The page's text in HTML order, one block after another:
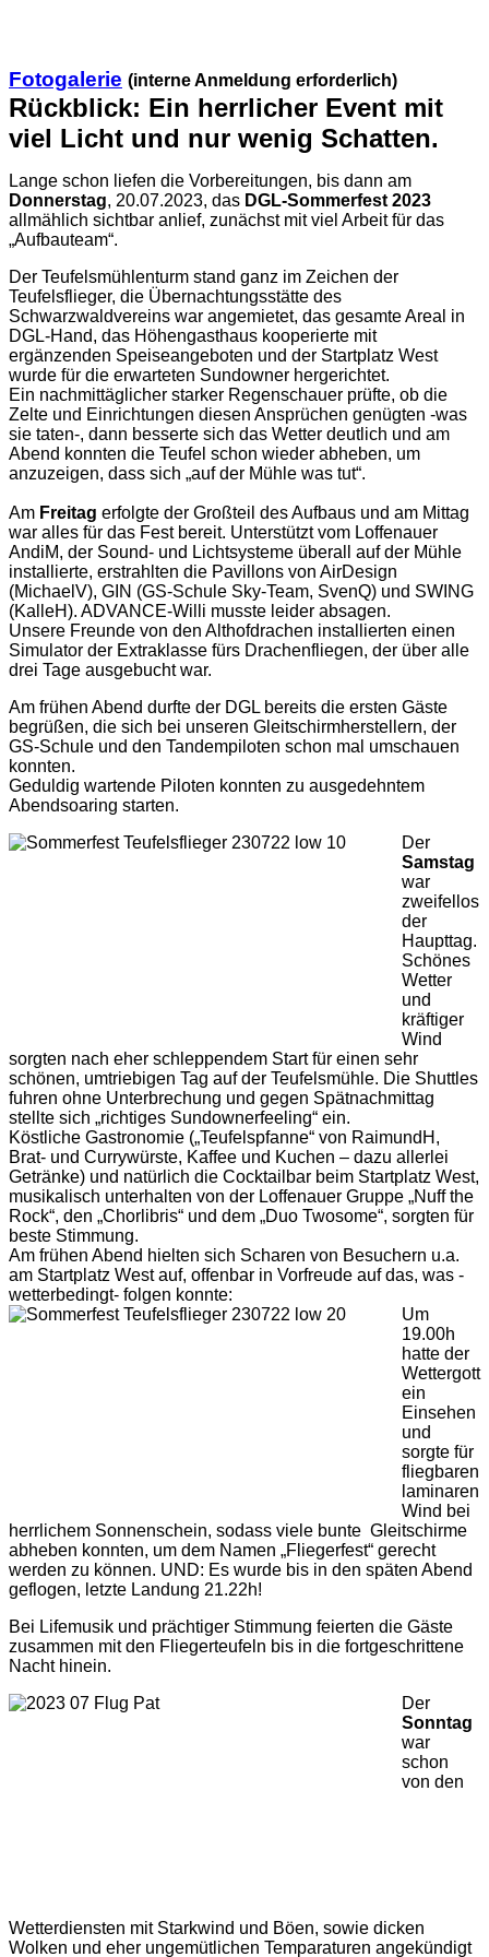
Fotogalerie (interne Anmeldung erforderlich)
Rückblick: Ein herrlicher Event mit
viel Licht und nur wenig Schatten.
Lange schon liefen die Vorbereitungen, bis dann am
Donnerstag, 20.07.2023, das DGL-Sommerfest 2023
allmählich sichtbar anlief, zunächst mit viel Arbeit für das
„Aufbauteam“.
Der Teufelsmühlenturm stand ganz im Zeichen der
Teufelsflieger, die Übernachtungsstätte des
Schwarzwaldvereins war angemietet, das gesamte Areal in
DGL-Hand, das Höhengasthaus kooperierte mit
ergänzenden Speiseangeboten und der Startplatz West
wurde für die erwarteten Sundowner hergerichtet.
Ein nachmittäglicher starker Regenschauer prüfte, ob die
Zelte und Einrichtungen diesen Ansprüchen genügten -was
sie taten-, dann besserte sich das Wetter deutlich und am
Abend konnten die Teufel schon wieder abheben, um
anzuzeigen, dass sich „auf der Mühle was tut“.
Am Freitag erfolgte der Großteil des Aufbaus und am Mittag
war alles für das Fest bereit. Unterstützt vom Loffenauer
AndiM, der Sound- und Lichtsysteme überall auf der Mühle
installierte, erstrahlten die Pavillons von AirDesign
(MichaelV), GIN (GS-Schule Sky-Team, SvenQ) und SWING
(KalleH). ADVANCE-Willi musste leider absagen.
Unsere Freunde von den Althofdrachen installierten einen
Simulator der Extraklasse fürs Drachenfliegen, der über alle
drei Tage ausgebucht war.
Am frühen Abend durfte der DGL bereits die ersten Gäste
begrüßen, die sich bei unseren Gleitschirmherstellern, der
GS-Schule und den Tandempiloten schon mal umschauen
konnten.
Geduldig wartende Piloten konnten zu ausgedehntem
Abendsoaring starten.
Der
Samstag
war
zweifellos
der
Haupttag.
Schönes
Wetter
und
kräftiger
Wind
sorgten nach eher schleppendem Start für einen sehr
schönen, umtriebigen Tag auf der Teufelsmühle. Die Shuttles
fuhren ohne Unterbrechung und gegen Spätnachmittag
stellte sich „richtiges Sundownerfeeling“ ein.
Köstliche Gastronomie („Teufelspfanne“ von RaimundH,
Brat- und Currywürste, Kaffee und Kuchen – dazu allerlei
Getränke) und natürlich die Cocktailbar beim Startplatz West,
musikalisch unterhalten von der Loffenauer Gruppe „Nuff the
Rock“, den „Chorlibris“ und dem „Duo Twosome“, sorgten für
beste Stimmung.
Am frühen Abend hielten sich Scharen von Besuchern u.a.
am Startplatz West auf, offenbar in Vorfreude auf das, was -
wetterbedingt- folgen konnte:
Um
19.00h
hatte der
Wettergott
ein
Einsehen
und
sorgte für
fliegbaren
laminaren
Wind bei
herrlichem Sonnenschein, sodass viele bunte Gleitschirme
abheben konnten, um dem Namen „Fliegerfest“ gerecht
werden zu können. UND: Es wurde bis in den späten Abend
geflogen, letzte Landung 21.22h!
Bei Lifemusik und prächtiger Stimmung feierten die Gäste
zusammen mit den Fliegerteufeln bis in die fortgeschrittene
Nacht hinein.
Der
Sonntag
war
schon
von den
Wetterdiensten mit Starkwind und Böen, sowie dicken
Wolken und eher ungemütlichen Temparaturen angekündigt